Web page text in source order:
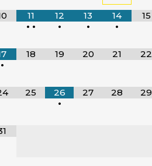
11
• •
12
•
13
•
14
•
15
•
18 19 20 21 22
25
26
•
27 28 29